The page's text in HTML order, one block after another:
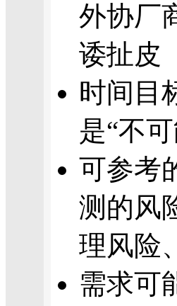
外协厂
诿扯皮
时间目
是“不
可参考
测的风
理风险
需求可